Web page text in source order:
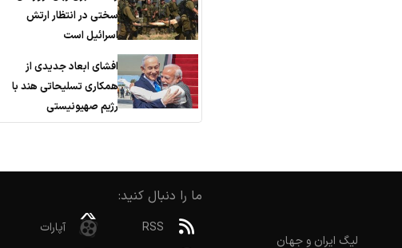
سختی در انتظار ارتش
اسرائیل است
افشای ابعاد جدیدی از
همکاری تسلیحاتی هند با
رژیم صهیونیستی
لیگ ایران و جهان
ما را دنبال کنید:
RSS
آپارات